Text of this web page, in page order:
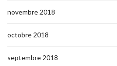
novembre 2018
octobre 2018
septembre 2018